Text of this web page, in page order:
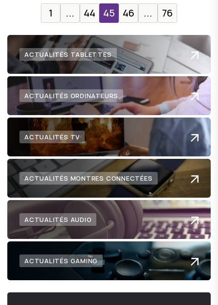
1 ... 44 45 46 ... 76
ACTUALITÉS TABLETTES
ACTUALITÉS ORDINATEURS
ACTUALITÉS TV
ACTUALITÉS MONTRES CONNECTÉES
ACTUALITÉS AUDIO
ACTUALITÉS GAMING